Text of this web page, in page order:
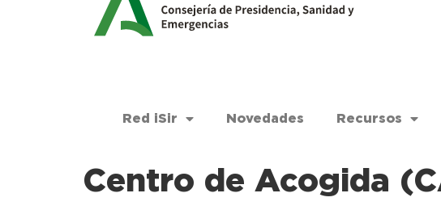
Red iSir Novedades Recursos
Centro de Acogida